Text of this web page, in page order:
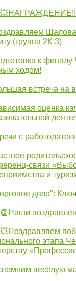
(группа 2К-3)
к
ходом!
встреча на
оценка
с
связи
и
дело":
этапа
веселую